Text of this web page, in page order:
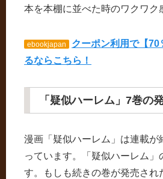
本を本棚に並べた時のワクワク
ebookjapan
クーポン利用で【70
るならこちら！
「疑似ハーレム」7巻の
漫画「疑似ハーレム」は連載が
っています。「疑似ハーレム」
す。もしも続きの巻が発売され